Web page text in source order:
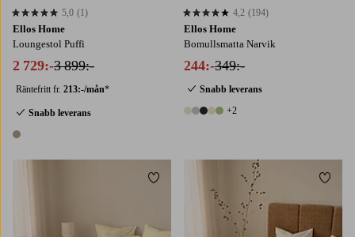
Ellos Home
Loungestol Puffi
2 729:-3 899:-
Räntefritt fr. 213:-/mån*
Snabb leverans
1 färg
5,0 baserat på 1 st betyg
5,0 (1)
Ellos Home
Bomullsmatta Narvik
244:-349:-
Snabb leverans
7 färger
+2
4,2 baserat på 194 st betyg
4,2 (194)
Lägg till i favoriter
240X220